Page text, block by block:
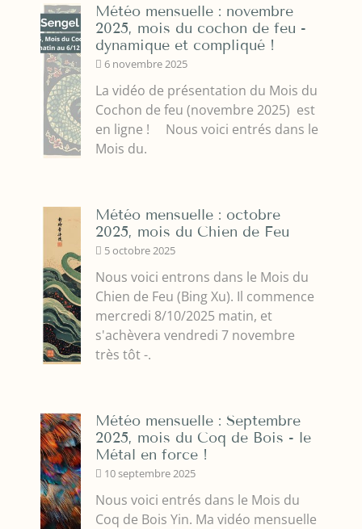
Météo mensuelle : novembre
2025, mois du cochon de feu -
dynamique et compliqué !
6 novembre 2025
La vidéo de présentation du Mois du
Cochon de feu (novembre 2025) est
en ligne ! Nous voici entrés dans le
Mois du.
Météo mensuelle : octobre
2025, mois du Chien de Feu
5 octobre 2025
Nous voici entrons dans le Mois du
Chien de Feu (Bing Xu). Il commence
mercredi 8/10/2025 matin, et
s'achèvera vendredi 7 novembre
très tôt -.
Météo mensuelle : Septembre
2025, mois du Coq de Bois - le
Métal en force !
10 septembre 2025
Nous voici entrés dans le Mois du
Coq de Bois Yin. Ma vidéo mensuelle